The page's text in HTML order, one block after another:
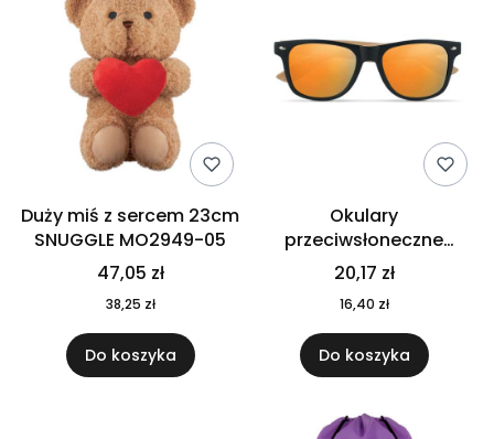
Duży miś z sercem 23cm
SNUGGLE MO2949-05
47,05 zł
38,25 zł
Do koszyka
Okulary
przeciwsłoneczne
CALIFORNIA TOUCH
MO9617-10
20,17 zł
16,40 zł
Do koszyka